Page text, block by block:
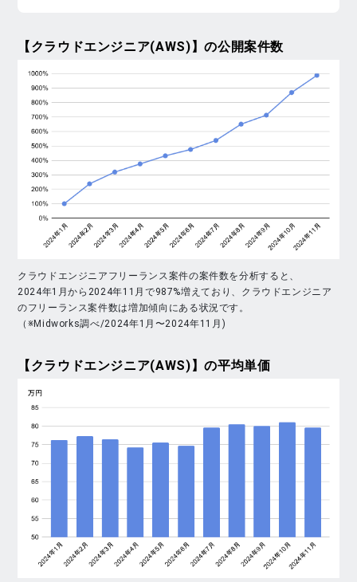
【クラウドエンジニア(AWS)】の公開案件数
クラウドエンジニアフリーランス案件の案件数を分析すると、
2024年1月から2024年11月で987%増えており、クラウドエンジニア
のフリーランス案件数は増加傾向にある状況です。
（※Midworks調べ/2024年1月〜2024年11月)
【クラウドエンジニア(AWS)】の平均単価